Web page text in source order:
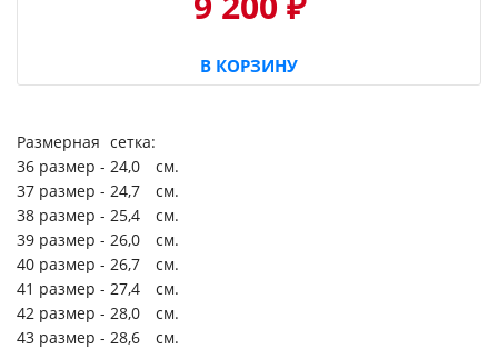
В КОРЗИНУ
Размерная сетка:
36 размер - 24,0
см.
37 размер - 24,7
см.
38 размер - 25,4
см.
39 размер - 26,0
см.
40 размер - 26,7
см.
41 размер - 27,4
см.
42 размер - 28,0
см.
43 размер - 28,6
см.